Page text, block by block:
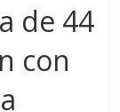
de 44
con